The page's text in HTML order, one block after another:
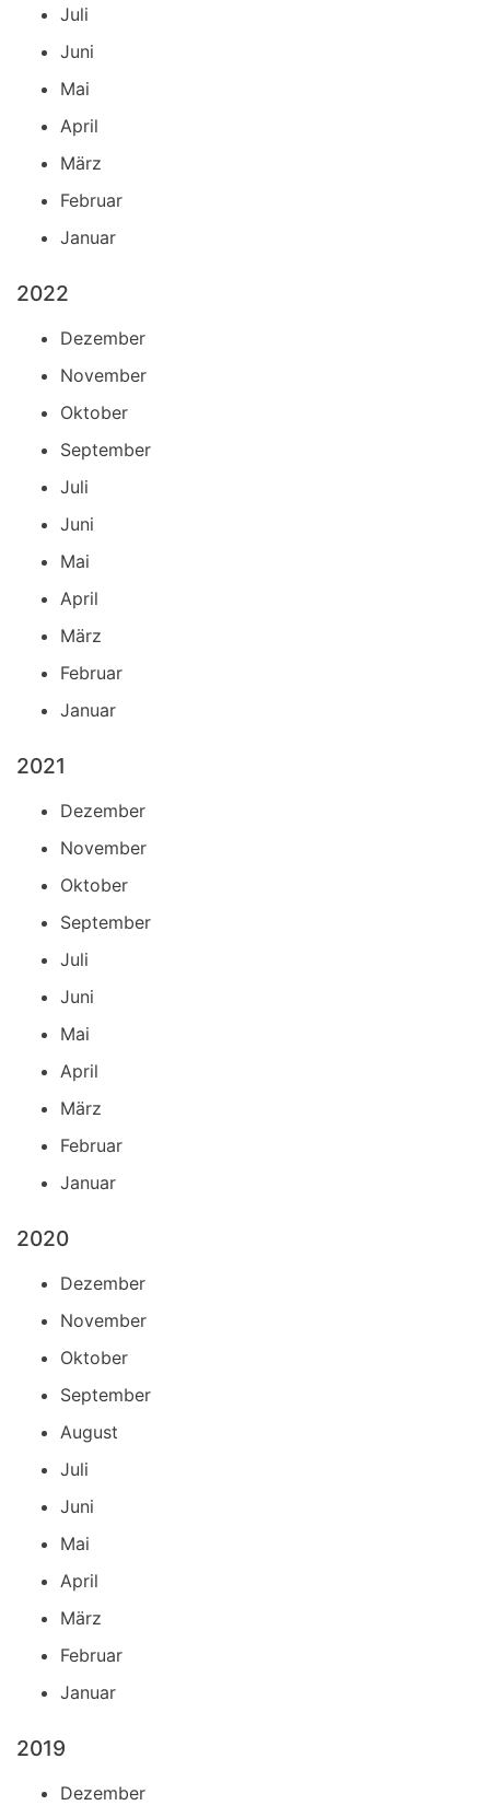
Juli
Juni
Mai
April
März
Februar
Januar
2022
Dezember
November
Oktober
September
Juli
Juni
Mai
April
März
Februar
Januar
2021
Dezember
November
Oktober
September
Juli
Juni
Mai
April
März
Februar
Januar
2020
Dezember
November
Oktober
September
August
Juli
Juni
Mai
April
März
Februar
Januar
2019
Dezember